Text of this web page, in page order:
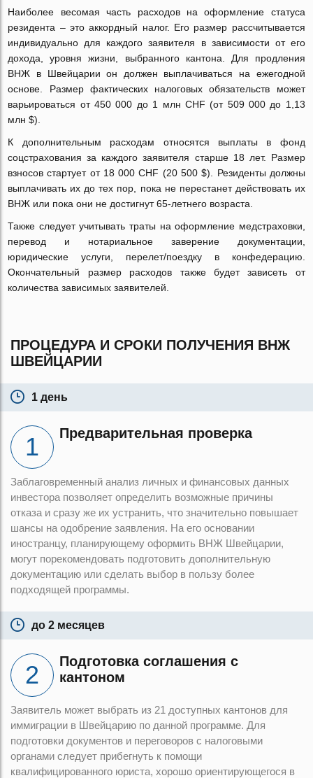
Наиболее весомая часть расходов на оформление статуса
резидента – это аккордный налог. Его размер рассчитывается
индивидуально для каждого заявителя в зависимости от его
дохода, уровня жизни, выбранного кантона. Для продления
ВНЖ в Швейцарии он должен выплачиваться на ежегодной
основе. Размер фактических налоговых обязательств может
варьироваться от 450 000 до 1 млн CHF (от 509 000 до 1,13
млн $).
К дополнительным расходам относятся выплаты в фонд
соцстрахования за каждого заявителя старше 18 лет. Размер
взносов стартует от 18 000 CHF (20 500 $). Резиденты должны
выплачивать их до тех пор, пока не перестанет действовать их
ВНЖ или пока они не достигнут 65-летнего возраста.
Также следует учитывать траты на оформление медстраховки,
перевод и нотариальное заверение документации,
юридические услуги, перелет/поездку в конфедерацию.
Окончательный размер расходов также будет зависеть от
количества зависимых заявителей.
ПРОЦЕДУРА И СРОКИ ПОЛУЧЕНИЯ ВНЖ
ШВЕЙЦАРИИ
1 день
Предварительная проверка
Заблаговременный анализ личных и финансовых данных
инвестора позволяет определить возможные причины
отказа и сразу же их устранить, что значительно повышает
шансы на одобрение заявления. На его основании
иностранцу, планирующему оформить ВНЖ Швейцарии,
могут порекомендовать подготовить дополнительную
документацию или сделать выбор в пользу более
подходящей программы.
до 2 месяцев
Подготовка соглашения с
кантоном
Заявитель может выбрать из 21 доступных кантонов для
иммиграции в Швейцарию по данной программе. Для
подготовки документов и переговоров с налоговыми
органами следует прибегнуть к помощи
квалифицированного юриста, хорошо ориентирующегося в